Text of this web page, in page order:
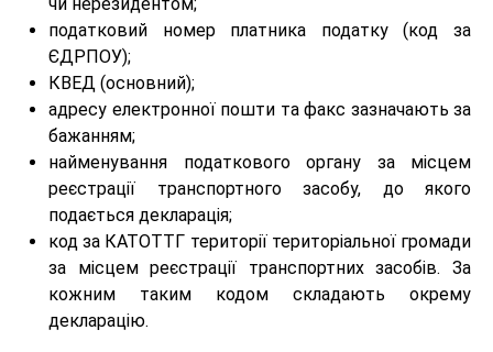
чи нерезидентом;
податковий номер платника податку (код за
ЄДРПОУ);
КВЕД (основний);
адресу електронної пошти та факс зазначають за
бажанням;
найменування податкового органу за місцем
реєстрації транспортного засобу, до якого
подається декларація;
код за КАТОТТГ території територіальної громади
за місцем реєстрації транспортних засобів. За
кожним таким кодом складають окрему
декларацію.